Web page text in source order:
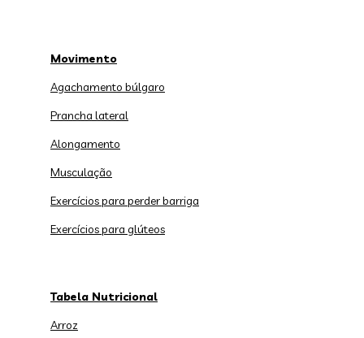
Movimento
Agachamento búlgaro
Prancha lateral
Alongamento
Musculação
Exercícios para perder barriga
Exercícios para glúteos
Tabela Nutricional
Arroz